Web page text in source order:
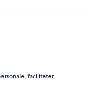
faciliteter,